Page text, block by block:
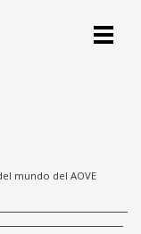
mundo del AOVE